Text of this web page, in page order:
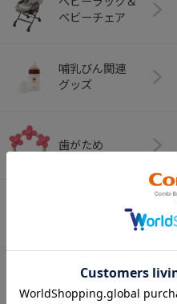
ベビーチェア
哺乳びん関連
グッズ
歯がため
デイリーケア
グッズ